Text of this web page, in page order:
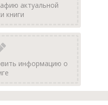
актуальной
книги
информацию о